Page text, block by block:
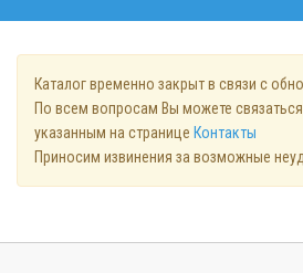
Каталог временно закрыт в связи с
По всем вопросам Вы можете
указанным на странице Контакты
Приносим извинения за возможные